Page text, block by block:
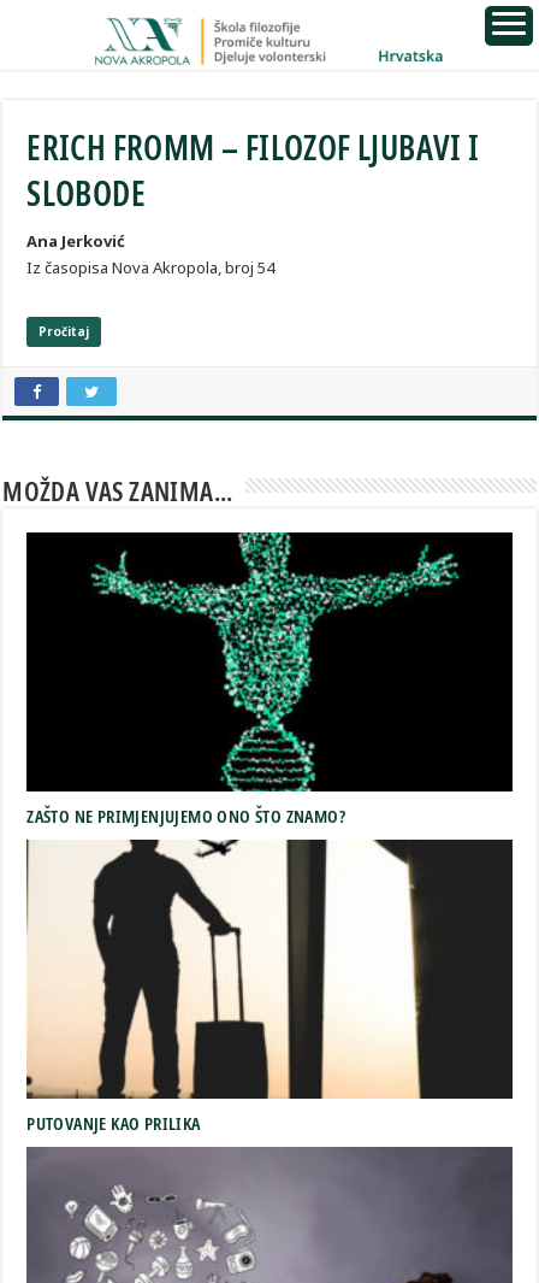
ERICH FROMM – FILOZOF LJUBAVI I
SLOBODE
Ana Jerković
Iz časopisa Nova Akropola, broj 54
Pročitaj
MOŽDA VAS ZANIMA...
ZAŠTO NE PRIMJENJUJEMO ONO ŠTO ZNAMO?
PUTOVANJE KAO PRILIKA